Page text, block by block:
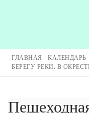
ГЛАВНАЯ -КАЛЕНДАРЬ
БЕРЕГУ РЕКИ: В